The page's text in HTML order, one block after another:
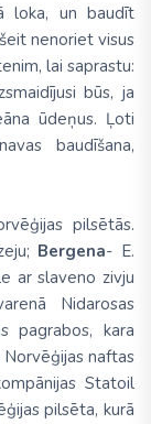
loka, un baudīt
nenoriet visus
lai saprastu:
būs, ja
ūdeņus. Ļoti
baudīšana,
pilsētās.
Bergena- E.
ar slaveno zivju
Nidarosas
pagrabos, kara
Norvēģijas naftas
Statoil
pilsēta, kurā